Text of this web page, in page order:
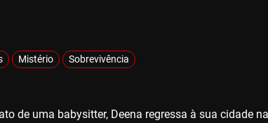
Mistério Sobrevivência
de uma babysitter, Deena regressa à sua cidade